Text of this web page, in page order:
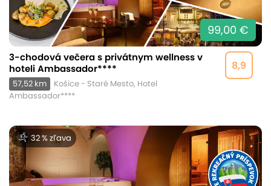
99,00 €
8,9
3-chodová večera s privátnym wellness v
hoteli Ambassador****
57,52 km
Košice - Staré Mesto, Hotel
Ambassador****
32 % zľava